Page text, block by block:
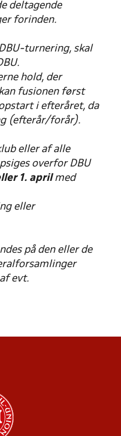
deltagende
forinden.
turnering, skal
hold, der
fusionen først
i efteråret, da
(efterår/forår).
eller af alle
overfor DBU
1. april med
eller
på den eller de
evt.